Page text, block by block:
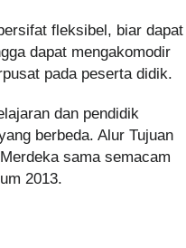
fleksibel, biar dapat
dapat mengakomodir
pada peserta didik.
dan pendidik
berbeda. Alur Tujuan
sama semacam
2013.